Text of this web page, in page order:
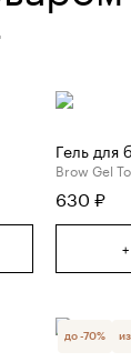
Гель для
Brow Gel
630 ₽
до -70%